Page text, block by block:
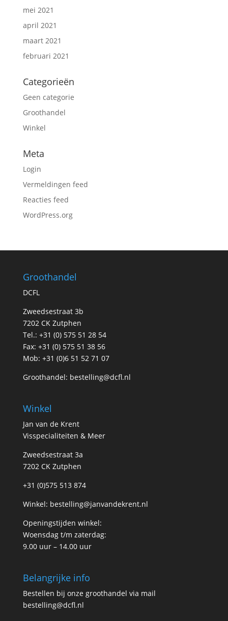
mei 2021
april 2021
maart 2021
februari 2021
Categorieën
Geen categorie
Groothandel
Winkel
Meta
Login
Vermeldingen feed
Reacties feed
WordPress.org
Groothandel
DCFL
Zweedsestraat 3b
7202 CK Zutphen
Tel.: +31 (0) 575 51 28 54
Fax: +31 (0) 575 51 38 56
Mob: +31 (0)6 51 52 71 07
Groothandel: bestelling@dcfl.nl
Winkel
Jan van de Krent
Visspecialiteiten & Meer
Zweedsestraat 3a
7202 CK Zutphen
+31 (0)575 513 874
Winkel: bestelling@janvandekrent.nl
Openingstijden winkel:
Woensdag t/m zaterdag:
9.00 uur – 14.00 uur
Belangrijke info
Bestellen bij onze groothandel via mail
bestelling@dcfl.nl